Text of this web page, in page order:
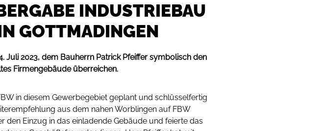
INDUSTRIEBAU
GOTTMADINGEN
Juli 2023, dem Bauherrn Patrick Pfeiffer symbolisch den
Firmengebäude überreichen.
in diesem Gewerbegebiet geplant und schlüsselfertig
aus dem nahen Worblingen auf FBW
Einzug in das einladende Gebäude und feierte das